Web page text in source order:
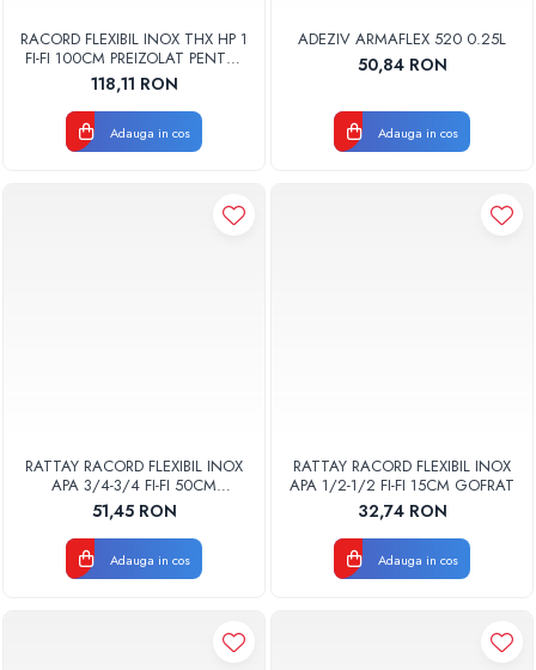
RACORD FLEXIBIL INOX THX HP 1
FI-FI 100CM PREIZOLAT PENTRU
POMPA DE CALDURA
118,11 RON
Adauga in cos
ADEZIV ARMAFLEX 520 0.25L
50,84 RON
Adauga in cos
RATTAY RACORD FLEXIBIL INOX
APA 3/4-3/4 FI-FI 50CM
GOFRAT
51,45 RON
Adauga in cos
RATTAY RACORD FLEXIBIL INOX
APA 1/2-1/2 FI-FI 15CM GOFRAT
32,74 RON
Adauga in cos